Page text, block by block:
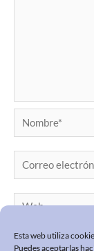
Esta web utiliza
Puedes aceptarlas
Nombre*
Correo
electrónico*
Web